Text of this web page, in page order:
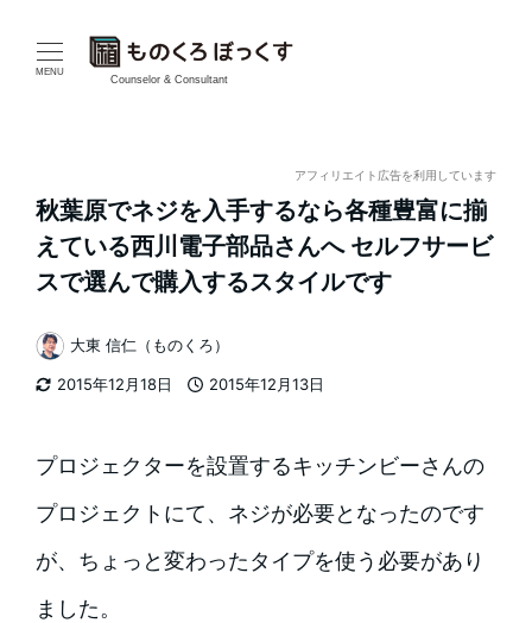
MENU
Counselor & Consultant
アフィリエイト広告を利用しています
秋葉原でネジを入手するなら各種豊富に揃
えている西川電子部品さんへ セルフサービ
スで選んで購入するスタイルです
2015年12月18日
2015年12月13日
著
者
大東 信仁（ものくろ）
プロジェクターを設置するキッチンビーさんの
プロジェクトにて、ネジが必要となったのです
が、ちょっと変わったタイプを使う必要があり
ました。